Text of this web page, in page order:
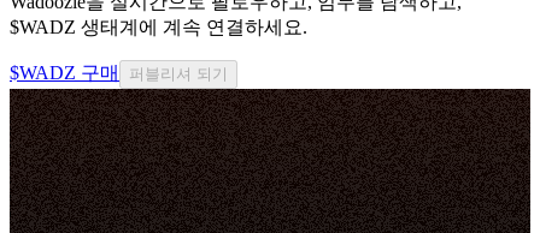
$WADZ 생태계에 계속 연결하세요.
$WADZ 구매 퍼블리셔 되기